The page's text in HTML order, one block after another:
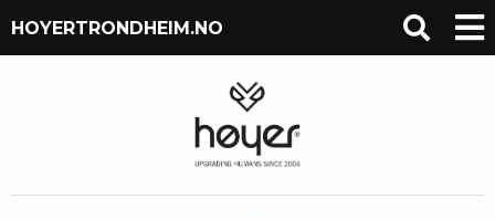
HOYERTRONDHEIM.NO